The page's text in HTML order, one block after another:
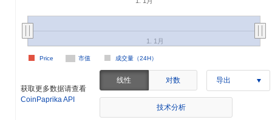
市值 成交量（24H）
Price
1. 1月
获取更多数据请查看
CoinPaprika API
线性 对数 导出
技术分析